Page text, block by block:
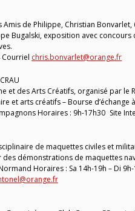
de Philippe, Christian
Bugalski, exposition avec
Courriel chris.bonvarlet@orange.fr
et des Arts Créatifs, organisé par le
et arts créatifs – Bourse d’échange
Horaires : 9h-17h30 Site
de maquettes civiles et
démonstrations de maquettes
Horaires : Sa 14h-19h – Di